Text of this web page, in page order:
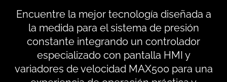
Encuentre la mejor tecnología diseñada a
la medida para el sistema de presión
constante integrando un controlador
especializado con pantalla HMI y
variadores de velocidad MAX500 para una